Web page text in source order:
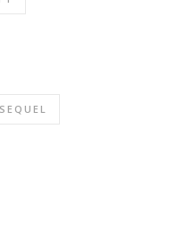
SEQUEL